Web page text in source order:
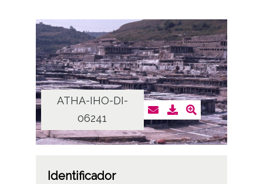
ATHA-IHO-DI-
06241
Identificador